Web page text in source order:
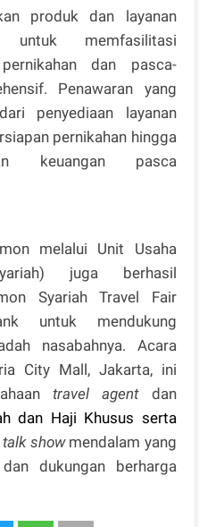
produk dan layanan
untuk memfasilitasi
dan pasca-
Penawaran yang
penyediaan layanan
pernikahan hingga
keuangan pasca
melalui Unit Usaha
juga berhasil
Syariah Travel Fair
untuk mendukung
nasabahnya. Acara
City Mall, Jakarta, ini
travel agentdan
dan Haji Khusus serta
talk showmendalam yang
dukungan berharga